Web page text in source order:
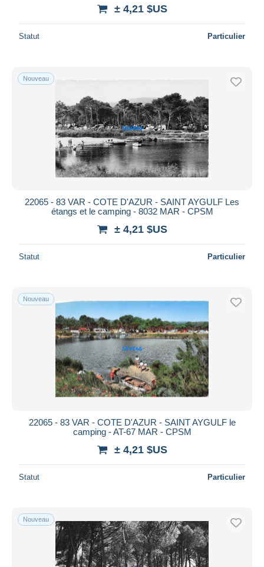
± 4,21 $US
Statut Particulier
Nouveau
22065 - 83 VAR - COTE D'AZUR - SAINT AYGULF Les
étangs et le camping - 8032 MAR - CPSM
± 4,21 $US
Statut Particulier
Nouveau
22065 - 83 VAR - COTE D'AZUR - SAINT AYGULF le
camping - AT-67 MAR - CPSM
± 4,21 $US
Statut Particulier
Nouveau